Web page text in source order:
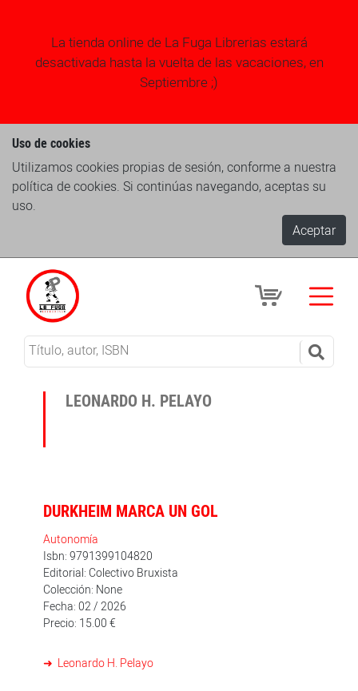
La tienda online de La Fuga Librerias estará
desactivada hasta la vuelta de las vacaciones, en
Septiembre ;)
Uso de cookies
Utilizamos cookies propias de sesión, conforme a nuestra
política de cookies. Si continúas navegando, aceptas su
uso.
Aceptar
LEONARDO H. PELAYO
DURKHEIM MARCA UN GOL
Autonomía
Isbn: 9791399104820
Editorial: Colectivo Bruxista
Colección: None
Fecha: 02 / 2026
Precio: 15.00 €
Leonardo H. Pelayo